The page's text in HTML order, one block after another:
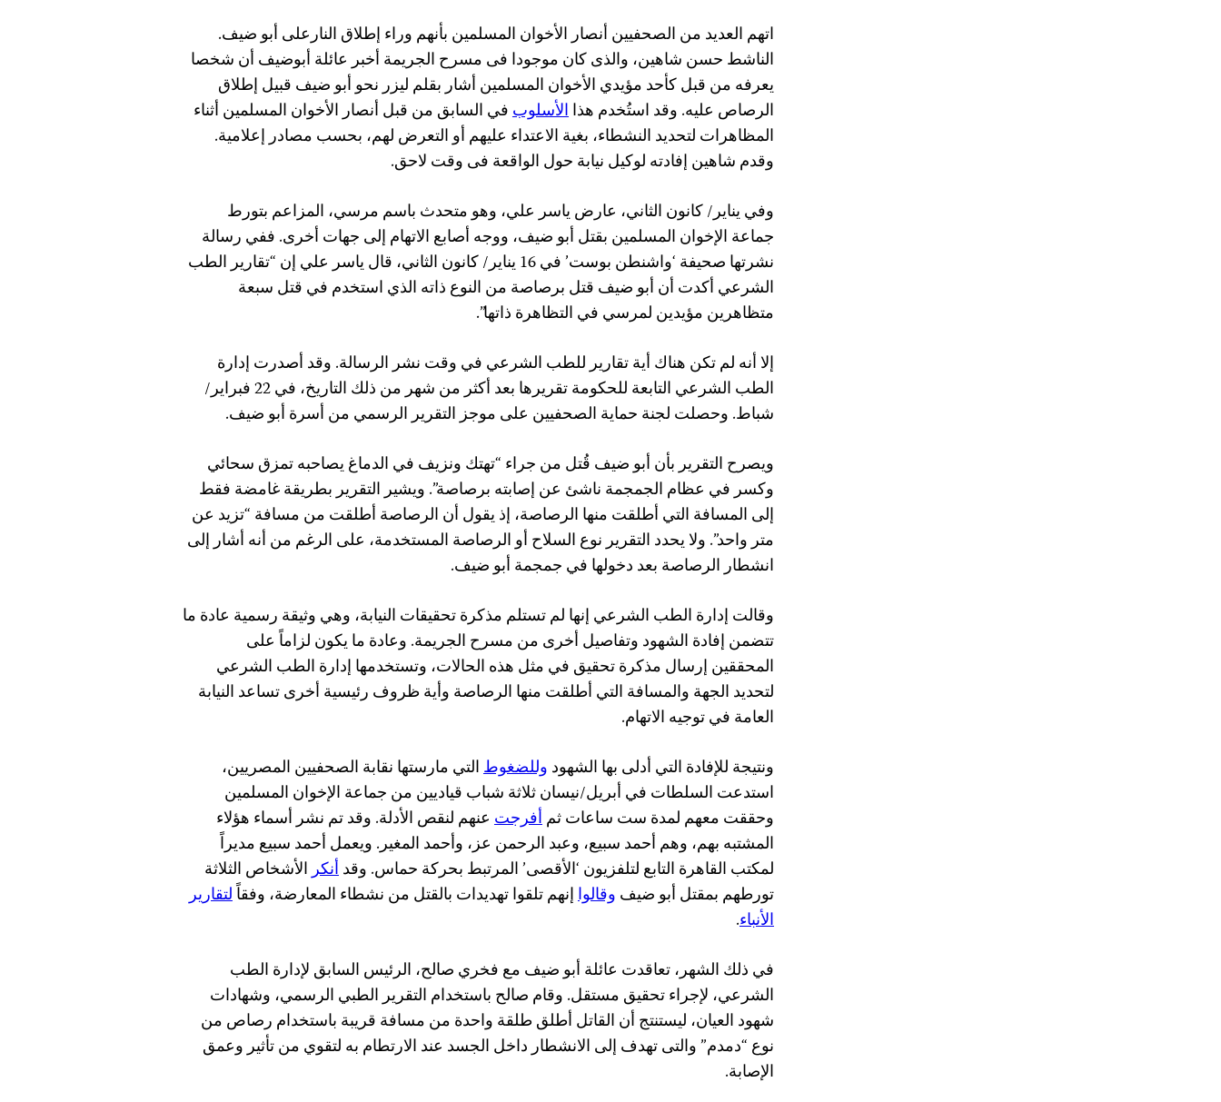
اتهم العديد من الصحفيين أنصار الأخوان المسلمين بأنهم وراء إطلاق النارعلى أبو ضيف.
الناشط حسن شاهين، والذى كان موجودا فى مسرح الجريمة أخبر عائلة أبوضيف أن شخصا
يعرفه من قبل كأحد مؤيدي الأخوان المسلمين أشار بقلم ليزر نحو أبو ضيف قبيل إطلاق
الرصاص عليه. وقد استُخدم هذاالأسلوبفي السابق من قبل أنصار الأخوان المسلمين أثناء
المظاهرات لتحديد النشطاء، بغية الاعتداء عليهم أو التعرض لهم، بحسب مصادر إعلامية.
وقدم شاهين إفادته لوكيل نيابة حول الواقعة فى وقت لاحق.
وفي يناير/ كانون الثاني، عارض ياسر علي، وهو متحدث باسم مرسي، المزاعم بتورط
جماعة الإخوان المسلمين بقتل أبو ضيف، ووجه أصابع الاتهام إلى جهات أخرى. ففي رسالة
نشرتها صحيفة ‘واشنطن بوست’ في 16 يناير/ كانون الثاني، قال ياسر علي إن “تقارير الطب
الشرعي أكدت أن أبو ضيف قتل برصاصة من النوع ذاته الذي استخدم في قتل سبعة
متظاهرين مؤيدين لمرسي في التظاهرة ذاتها”.
إلا أنه لم تكن هناك أية تقارير للطب الشرعي في وقت نشر الرسالة. وقد أصدرت إدارة
الطب الشرعي التابعة للحكومة تقريرها بعد أكثر من شهر من ذلك التاريخ، في 22 فبراير/
شباط. وحصلت لجنة حماية الصحفيين على موجز التقرير الرسمي من أسرة أبو ضيف.
ويصرح التقرير بأن أبو ضيف قُتل من جراء “تهتك ونزيف في الدماغ يصاحبه تمزق سحائي
وكسر في عظام الجمجمة ناشئ عن إصابته برصاصة”. ويشير التقرير بطريقة غامضة فقط
إلى المسافة التي أطلقت منها الرصاصة، إذ يقول أن الرصاصة أطلقت من مسافة “تزيد عن
متر واحد”. ولا يحدد التقرير نوع السلاح أو الرصاصة المستخدمة، على الرغم من أنه أشار إلى
انشطار الرصاصة بعد دخولها في جمجمة أبو ضيف.
وقالت إدارة الطب الشرعي إنها لم تستلم مذكرة تحقيقات النيابة، وهي وثيقة رسمية عادة ما
تتضمن إفادة الشهود وتفاصيل أخرى من مسرح الجريمة. وعادة ما يكون لزاماً على
المحققين إرسال مذكرة تحقيق في مثل هذه الحالات، وتستخدمها إدارة الطب الشرعي
لتحديد الجهة والمسافة التي أطلقت منها الرصاصة وأية ظروف رئيسية أخرى تساعد النيابة
العامة في توجيه الاتهام.
ونتيجة للإفادة التي أدلى بها الشهود وللضغوطالتي مارستها نقابة الصحفيين المصريين،
استدعت السلطات في أبريل/نيسان ثلاثة شباب قياديين من جماعة الإخوان المسلمين
وحققت معهم لمدة ست ساعات ثمأفرجت عنهم لنقص الأدلة. وقد تم نشر أسماء هؤلاء
المشتبه بهم، وهم أحمد سبيع، وعبد الرحمن عز، وأحمد المغير. ويعمل أحمد سبيع مديراً
لمكتب القاهرة التابع لتلفزيون ‘الأقصى’ المرتبط بحركة حماس. وقدأنكرالأشخاص الثلاثة
تورطهم بمقتل أبو ضيف وقالواإنهم تلقوا تهديدات بالقتل من نشطاء المعارضة، وفقاًلتقارير
الأنباء.
في ذلك الشهر، تعاقدت عائلة أبو ضيف مع فخري صالح، الرئيس السابق لإدارة الطب
الشرعي، لإجراء تحقيق مستقل. وقام صالح باستخدام التقرير الطبي الرسمي، وشهادات
شهود العيان، ليستنتج أن القاتل أطلق طلقة واحدة من مسافة قريبة باستخدام رصاص من
نوع “دمدم” والتى تهدف إلى الانشطار داخل الجسد عند الارتطام به لتقوي من تأثير وعمق
الإصابة.